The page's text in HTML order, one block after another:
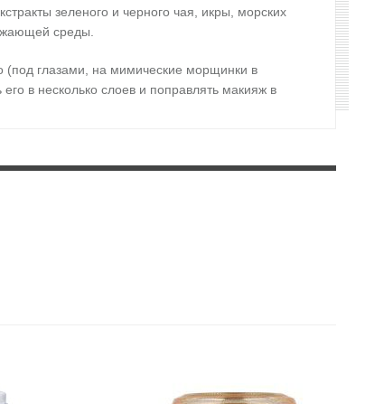
зеленого и черного чая, икры, морских
среды.
(под глазами, на мимические морщинки в
в несколько слоев и поправлять макияж в